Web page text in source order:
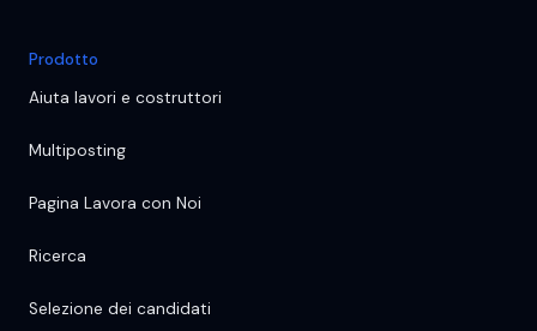
Prodotto
Aiuta lavori e costruttori
Multiposting
Pagina Lavora con Noi
Ricerca
Selezione dei candidati